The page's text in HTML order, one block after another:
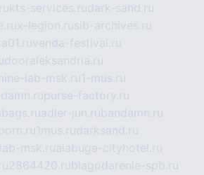
kts-services.rudark-sand.ru
x-legion.rusib-archives.ru
venda-festival.ru
dooraleksandria.ru
lab-msk.ru1-mus.ru
purse-factory.ru
adler-jun.rubandamn.ru
1mus.rudarksand.ru
msk.rualabuga-cityhotel.ru
2864420.rublagodarenie-spb.ru